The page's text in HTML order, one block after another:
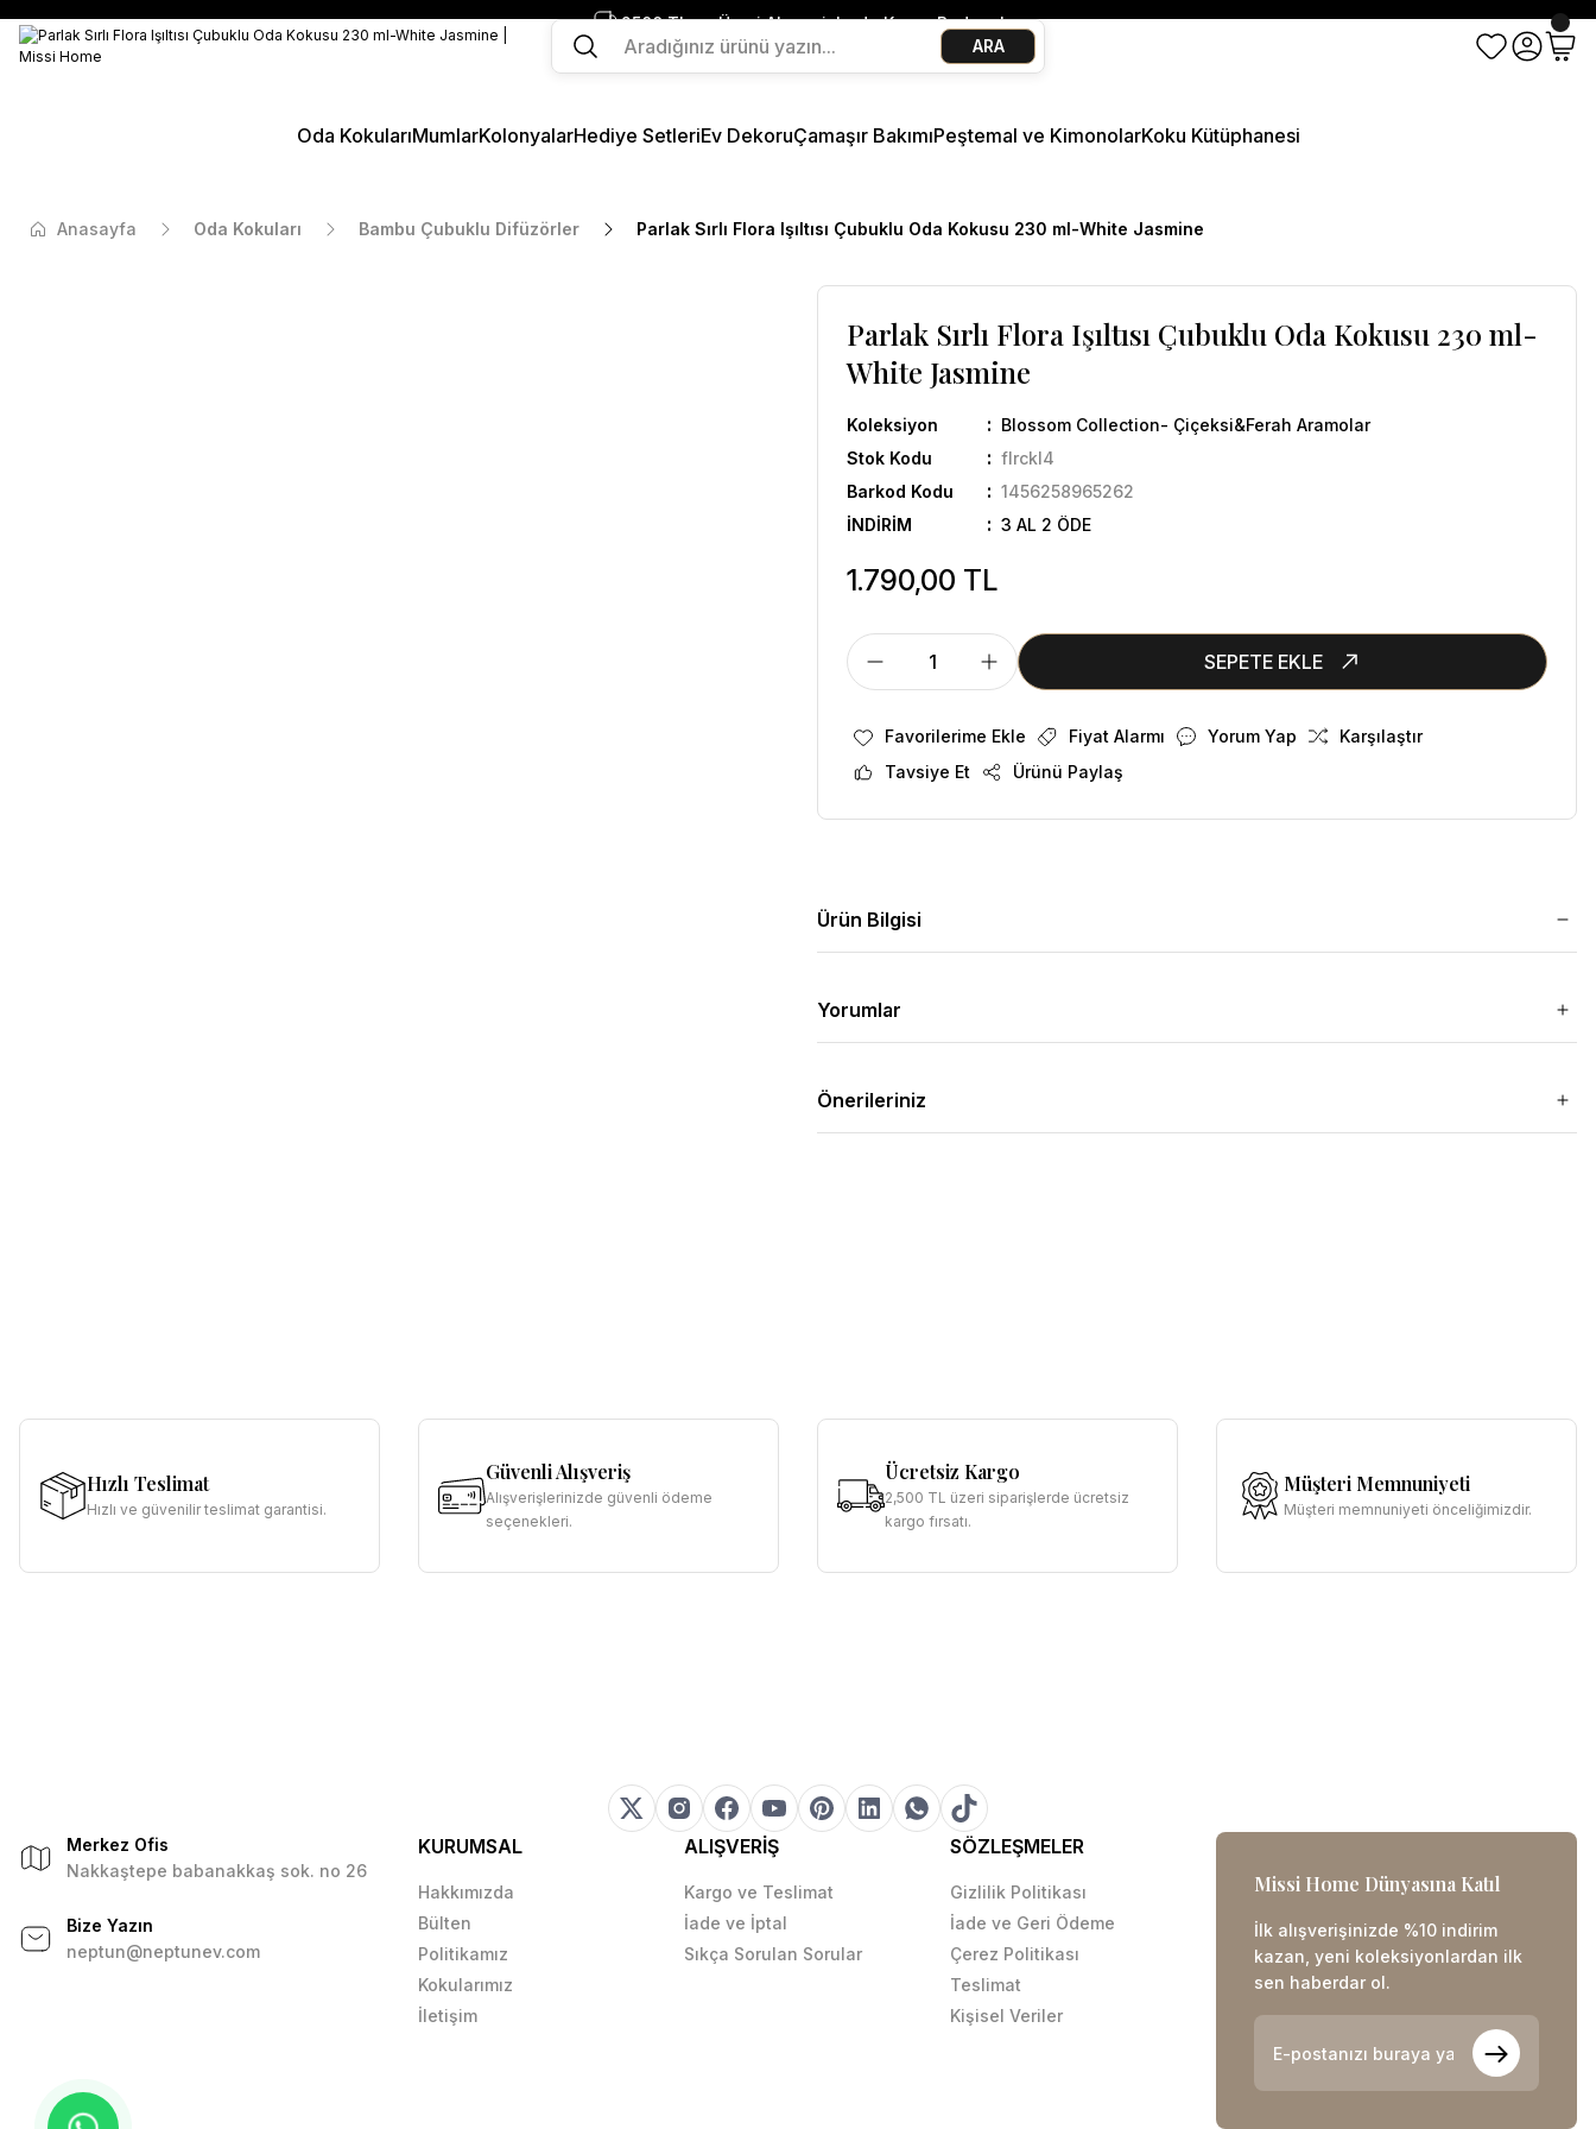
2500 TL ve Üzeri Alışverişlerde Kargo Bedava!
Ege Esintisi 2 Al 1 Öde
Missi Kokularda 3 Al 2 Öde
ARA
Oda KokularıMumlarKolonyalarHediye SetleriEv DekoruÇamaşır BakımıPeştemal ve KimonolarKoku Kütüphanesi
Anasayfa Oda Kokuları Bambu Çubuklu Difüzörler Parlak Sırlı Flora Işıltısı Çubuklu Oda Kokusu 230 ml-White Jasmine
Parlak Sırlı Flora Işıltısı Çubuklu Oda Kokusu 230 ml-
White Jasmine
Koleksiyon
Blossom Collection- Çiçeksi&Ferah Aramolar
Stok Kodu
flrckl4
Barkod Kodu
1456258965262
İNDİRİM
3 AL 2 ÖDE
1.790,00 TL
SEPETE EKLE
Fiyat Alarmı Yorum Yap
Karşılaştır
Tavsiye Et
Ürünü Paylaş
Ürün Bilgisi
Yorumlar
Önerileriniz
Hızlı Teslimat
Hızlı ve güvenilir teslimat garantisi.
Güvenli Alışveriş
Alışverişlerinizde güvenli ödeme
seçenekleri.
Ücretsiz Kargo
2,500 TL üzeri siparişlerde ücretsiz
kargo fırsatı.
Müşteri Memnuniyeti
Müşteri memnuniyeti önceliğimizdir.
Merkez Ofis
Nakkaştepe babanakkaş sok. no 26
Bize Yazın
neptun@neptunev.com
KURUMSAL
Hakkımızda
Bülten
Politikamız
Kokularımız
İletişim
ALIŞVERİŞ
Kargo ve Teslimat
İade ve İptal
Sıkça Sorulan Sorular
SÖZLEŞMELER
Gizlilik Politikası
İade ve Geri Ödeme
Çerez Politikası
Teslimat
Kişisel Veriler
Missi Home Dünyasına Katıl
İlk alışverişinizde %10 indirim
kazan, yeni koleksiyonlardan ilk
sen haberdar ol.